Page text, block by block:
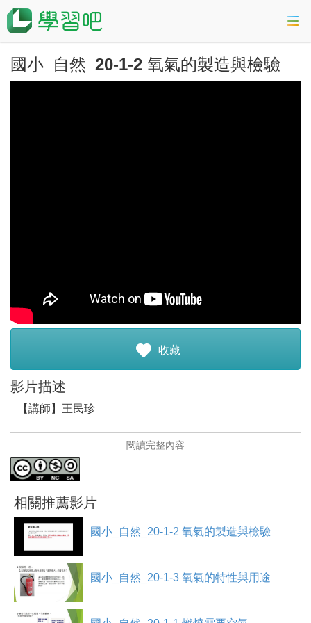
課程總覽
國小_自然_20-1-2 氧氣的製造與檢驗
收藏
影片描述
【講師】王民珍
王民珍，目前任教於南投國小。
•致力於行動教學。
•對於數位教學有高度的熱忱。
•平時喜歡讀報和旅行。
【課程介紹】
蘿蔔、雙氣水、廣口瓶和玻璃片等器具，以製造氧氣。將
切丁的紅蘿蔔放進裝有雙氣水的廣口瓶中，拿玻璃片蓋住
瓶口，且觀察瓶中冒泡泡的現象；接著，將點燃的線香，
放入冒小汽泡的廣口瓶裡，觀察線香的燃燒情形，可以發
閱讀完整內容
相關推薦影片
國小_自然_20-1-2 氧氣的製造與檢驗
國小_自然_20-1-3 氧氣的特性與用途